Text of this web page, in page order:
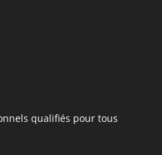
qualifiés pour tous